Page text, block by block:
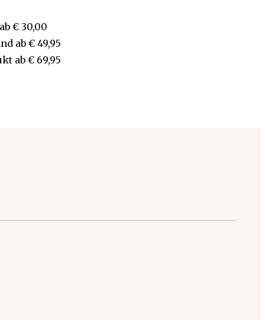
ab € 30,00
ab € 49,95
ab € 69,95